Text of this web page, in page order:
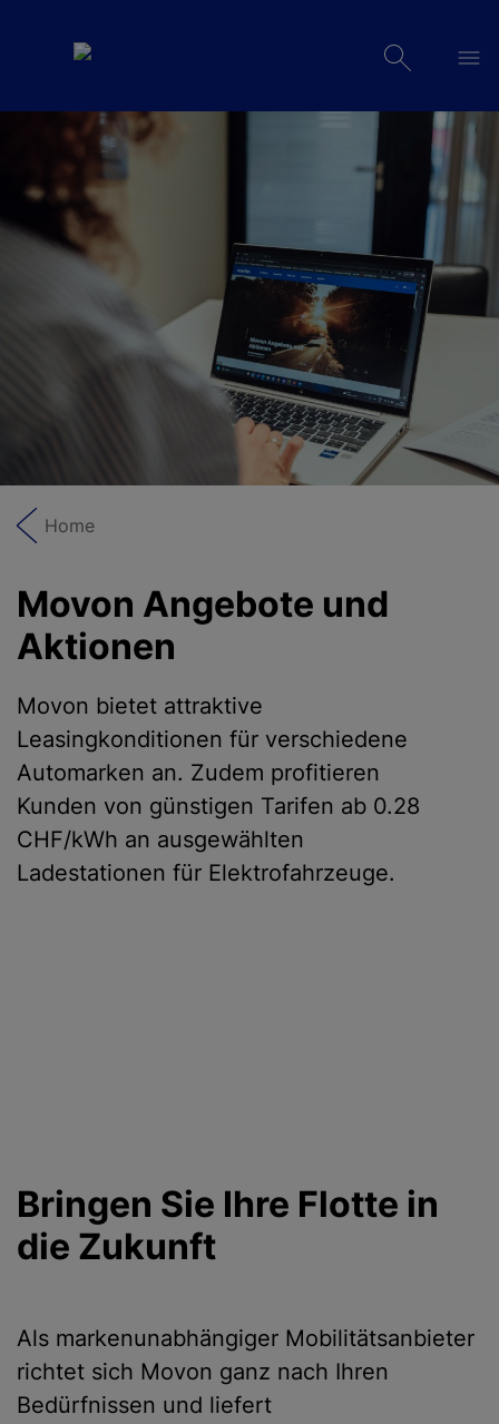
Home
Movon Angebote und
Aktionen
Movon bietet attraktive
Leasingkonditionen für verschiedene
Automarken an. Zudem profitieren
Kunden von günstigen Tarifen ab 0.28
CHF/kWh an ausgewählten
Ladestationen für Elektrofahrzeuge.
Bringen Sie Ihre Flotte in
die Zukunft
Als markenunabhängiger Mobilitätsanbieter
richtet sich Movon ganz nach Ihren
Bedürfnissen und liefert